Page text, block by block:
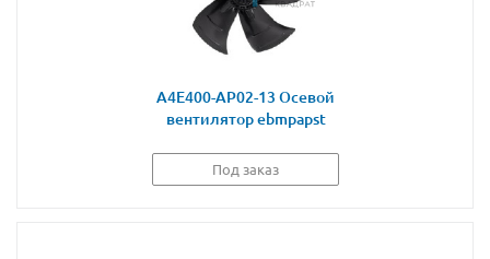
A4E400-AP02-13 Осевой
вентилятор ebmpapst
Под заказ